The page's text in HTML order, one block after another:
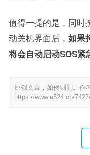
值得一提的是，同时
动关机界面后， 如果
将会自动启动SOS紧
原创文章，如侵则删。作
https://www.e524.cn/